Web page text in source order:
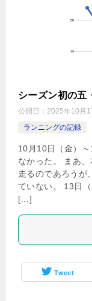
シーズン初の五
公開日： 2025年10月
ランニングの記録
10月10日（金）
なかった。 まあ
走るのであろうが
ていない。 13日
[…]
Tweet